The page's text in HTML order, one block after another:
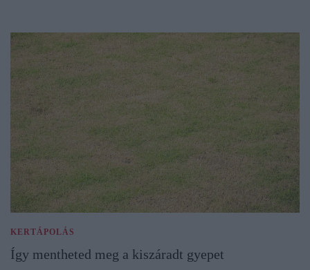
KERTÁPOLÁS
Így mentheted meg a kiszáradt gyepet